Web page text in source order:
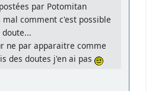
par Potomitan
mal comment c'est possible
ne par apparaitre comme
des doutes j'en ai pas